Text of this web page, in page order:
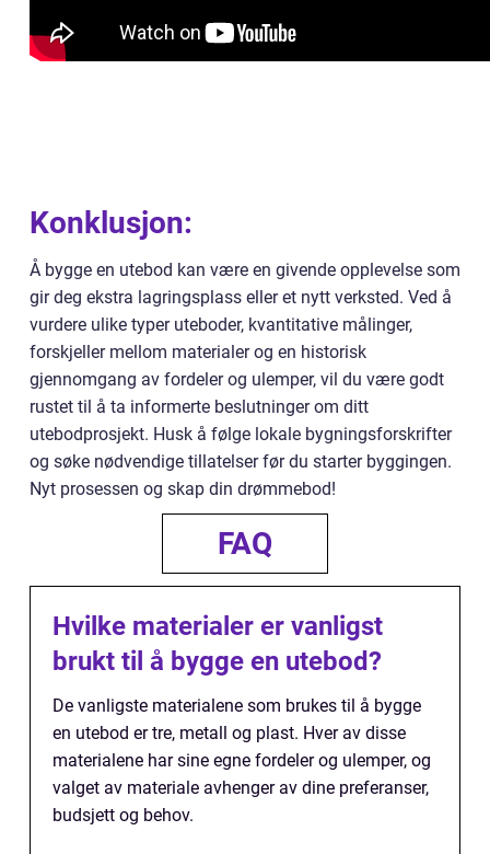
Konklusjon:
Å bygge en utebod kan være en givende opplevelse som
gir deg ekstra lagringsplass eller et nytt verksted. Ved å
vurdere ulike typer uteboder, kvantitative målinger,
forskjeller mellom materialer og en historisk
gjennomgang av fordeler og ulemper, vil du være godt
rustet til å ta informerte beslutninger om ditt
utebodprosjekt. Husk å følge lokale bygningsforskrifter
og søke nødvendige tillatelser før du starter byggingen.
Nyt prosessen og skap din drømmebod!
FAQ
Hvilke materialer er vanligst
brukt til å bygge en utebod?
De vanligste materialene som brukes til å bygge
en utebod er tre, metall og plast. Hver av disse
materialene har sine egne fordeler og ulemper, og
valget av materiale avhenger av dine preferanser,
budsjett og behov.